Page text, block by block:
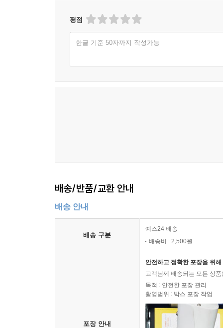
평점
한글 기준 50자까지 작성가능
배송/반품/교환 안내
배송 안내
배송 구분
예스24 배송
배송비 : 2,500원
포장 안내
안전하고 정확한 포장을 위
고객님께 배송되는 모든 상
목적 : 안전한 포장 관리
촬영범위 : 박스 포장 작업